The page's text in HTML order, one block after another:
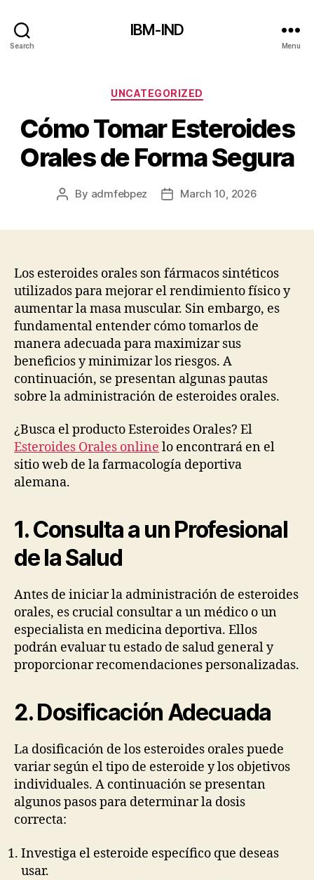
Search
IBM-IND
Menu
Categories
UNCATEGORIZED
Cómo Tomar Esteroides
Orales de Forma Segura
Post
By admfebpez
PostMarch 10, 2026
Los esteroides orales son fármacos sintéticos
utilizados para mejorar el rendimiento físico y
aumentar la masa muscular. Sin embargo, es
fundamental entender cómo tomarlos de
manera adecuada para maximizar sus
beneficios y minimizar los riesgos. A
continuación, se presentan algunas pautas
sobre la administración de esteroides orales.
¿Busca el producto Esteroides Orales? El
Esteroides Orales online lo encontrará en el
sitio web de la farmacología deportiva
alemana.
1. Consulta a un Profesional
de la Salud
Antes de iniciar la administración de esteroides
orales, es crucial consultar a un médico o un
especialista en medicina deportiva. Ellos
podrán evaluar tu estado de salud general y
proporcionar recomendaciones personalizadas.
2. Dosificación Adecuada
La dosificación de los esteroides orales puede
variar según el tipo de esteroide y los objetivos
individuales. A continuación se presentan
algunos pasos para determinar la dosis
correcta:
Investiga el esteroide específico que deseas
usar.